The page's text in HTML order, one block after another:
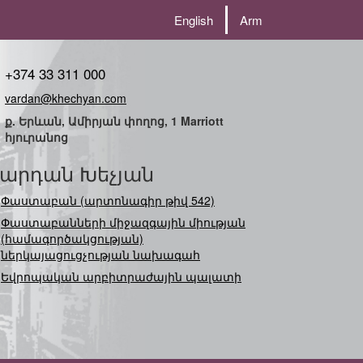
English Arm
+374 33 311 000
vardan@khechyan.com
ք. Երևան, Ամիրյան փողոց, 1 Marriott
հյուրանոց
Խեչյան
Փաստաբան (արտոնագիր թիվ 542)
Փաստաբանների միջազգային միության
(համագործակցության)
ներկայացուցչության նախագահ
Եվրոպական արբիտրաժային պալատի
ներկայացո